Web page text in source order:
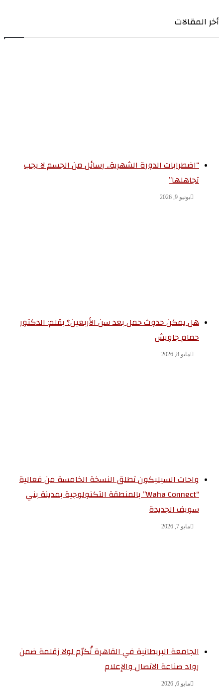
المقالات
“اضطرابات الدورة الشهرية.. رسائل من الجسم لا يجب
تجاهلها”
يونيو 9, 2026
هل يمكن حدوث حمل بعد سن الأربعين؟ بقلم: الدكتور
حمام جاويش
مايو 8, 2026
واحات السيليكون تطلق النسخة الخامسة من فعالية
“Waha Connect” بالمنطقة التكنولوجية بمدينة بني
سويف الجديدة
مايو 7, 2026
الجامعة البريطانية في القاهرة تُكرّم لولا زقلمة ضمن
رواد صناعة الاتصال والإعلام
مايو 6, 2026